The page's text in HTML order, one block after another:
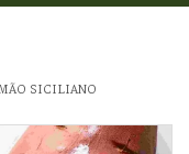
SICILIANO